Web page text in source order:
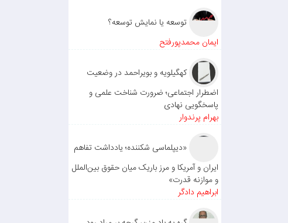
توسعه یا نمایش توسعه؟
ایمان محمدپورفتح
کهگیلویه و بویراحمد در وضعیت
اضطرار اجتماعی؛ ضرورت شناخت علمی و
پاسخگویی نهادی
بهرام پرندوار
«دیپلماسی شکننده؛ یادداشت تفاهم
ایران و آمریکا و مرز باریک میان حقوق بین‌الملل
و موازنه قدرت»
ابراهیم دادگر